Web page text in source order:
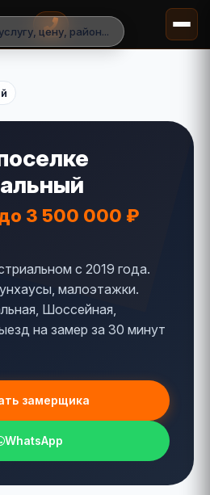
3 500 000 ₽
с 2019 года.
малоэтажки.
Шоссейная,
на замер за 30 минут
замерщика
WhatsApp
цену, район...